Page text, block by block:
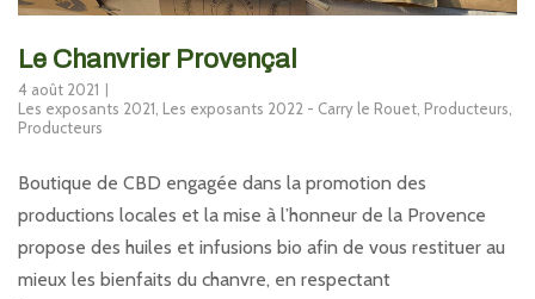
Le Chanvrier Provençal
4 août 2021
Les exposants 2021, Les exposants 2022 - Carry le Rouet, Producteurs,
Producteurs
Boutique de CBD engagée dans la promotion des
productions locales et la mise à l’honneur de la Provence
propose des huiles et infusions bio afin de vous restituer au
mieux les bienfaits du chanvre, en respectant